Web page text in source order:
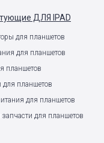
ДЛЯ IPAD
для планшетов
для планшетов
планшетов
для планшетов
для планшетов
для планшетов